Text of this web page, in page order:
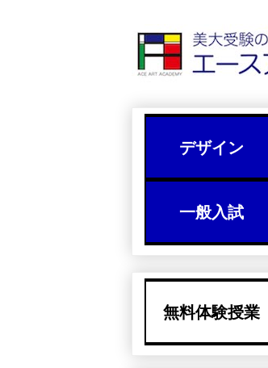
デザイン
一般入試
無料体験授業